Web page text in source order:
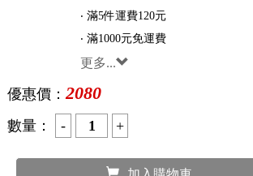
‧ 滿5件運費120元
‧ 滿1000元免運費
更多...
優惠價：2080
數量：